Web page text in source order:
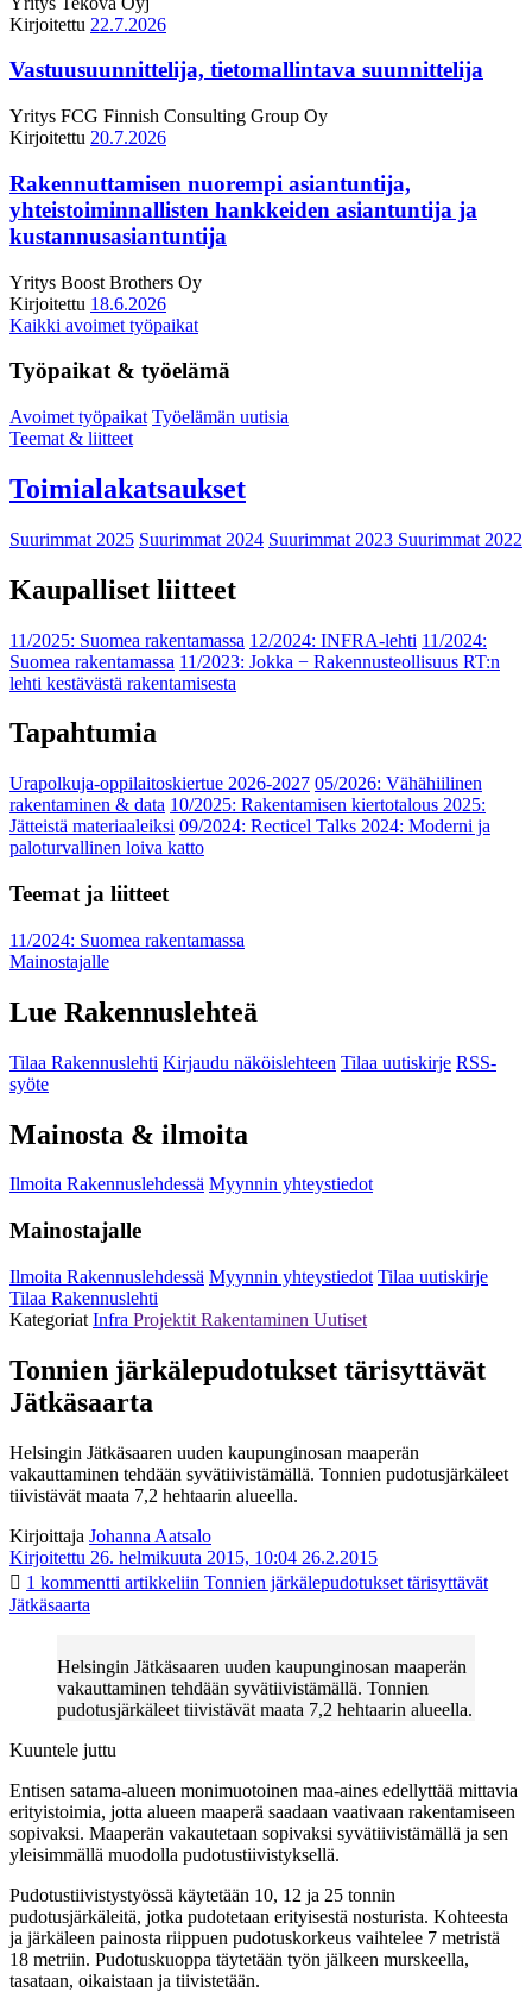
Kirjoitettu 22.7.2026
Vastuusuunnittelija, tietomallintava suunnittelija
Yritys FCG Finnish Consulting Group Oy
Kirjoitettu 20.7.2026
Rakennuttamisen nuorempi asiantuntija,
yhteistoiminnallisten hankkeiden asiantuntija ja
kustannusasiantuntija
Yritys Boost Brothers Oy
Kirjoitettu 18.6.2026
Kaikki avoimet työpaikat
Työpaikat & työelämä
Avoimet työpaikat Työelämän uutisia
Teemat & liitteet
Toimialakatsaukset
Suurimmat 2025 Suurimmat 2024 Suurimmat 2023 Suurimmat 2022
Kaupalliset liitteet
11/2025: Suomea rakentamassa 12/2024: INFRA-lehti 11/2024:
Suomea rakentamassa 11/2023: Jokka − Rakennusteollisuus RT:n
lehti kestävästä rakentamisesta
Tapahtumia
Urapolkuja-oppilaitoskiertue 2026-2027 05/2026: Vähähiilinen
rakentaminen & data 10/2025: Rakentamisen kiertotalous 2025:
Jätteistä materiaaleiksi 09/2024: Recticel Talks 2024: Moderni ja
paloturvallinen loiva katto
Teemat ja liitteet
11/2024: Suomea rakentamassa
Mainostajalle
Lue Rakennuslehteä
Tilaa Rakennuslehti Kirjaudu näköislehteen Tilaa uutiskirje RSS-
syöte
Mainosta & ilmoita
Ilmoita Rakennuslehdessä Myynnin yhteystiedot
Mainostajalle
Ilmoita Rakennuslehdessä Myynnin yhteystiedot Tilaa uutiskirje
Tilaa Rakennuslehti
Kategoriat Infra Projektit Rakentaminen Uutiset
Tonnien järkälepudotukset tärisyttävät
Jätkäsaarta
Helsingin Jätkäsaaren uuden kaupunginosan maaperän
vakauttaminen tehdään syvätiivistämällä. Tonnien pudotusjärkäleet
tiivistävät maata 7,2 hehtaarin alueella.
Kirjoittaja Johanna Aatsalo
Kirjoitettu 26. helmikuuta 2015, 10:04 26.2.2015
1 kommentti artikkeliin Tonnien järkälepudotukset tärisyttävät
Jätkäsaarta
Helsingin Jätkäsaaren uuden kaupunginosan maaperän
vakauttaminen tehdään syvätiivistämällä. Tonnien
pudotusjärkäleet tiivistävät maata 7,2 hehtaarin alueella.
Kuuntele juttu
Entisen satama-alueen monimuotoinen maa-aines edellyttää mittavia
erityistoimia, jotta alueen maaperä saadaan vaativaan rakentamiseen
sopivaksi. Maaperän vakautetaan sopivaksi syvätiivistämällä ja sen
yleisimmällä muodolla pudotustiivistyksellä.
Pudotustiivistystyössä käytetään 10, 12 ja 25 tonnin
pudotusjärkäleitä, jotka pudotetaan erityisestä nosturista. Kohteesta
ja järkäleen painosta riippuen pudotuskorkeus vaihtelee 7 metristä
18 metriin. Pudotuskuoppa täytetään työn jälkeen murskeella,
tasataan, oikaistaan ja tiivistetään.